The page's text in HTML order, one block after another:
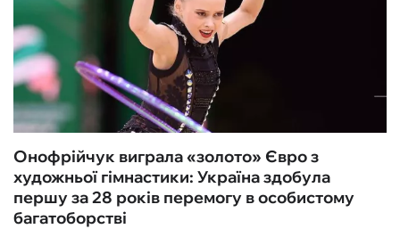
Онофрійчук виграла «золото» Євро з
художньої гімнастики: Україна здобула
першу за 28 років перемогу в особистому
багатоборстві